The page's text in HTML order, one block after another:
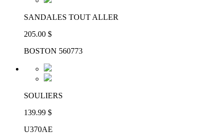
SANDALES TOUT ALLER
205.00 $
BOSTON 560773
SOULIERS
139.99 $
U370AE